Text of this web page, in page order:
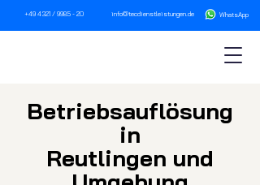
+49 4321 / 9985 - 20 info@tecdienstleistungen.de WhatsApp
Betriebsauflösung
in
Reutlingen und